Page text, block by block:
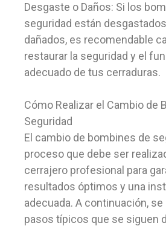
Desgaste o Daños: Si los
seguridad están
dañados, es recomendable
restaurar la seguridad y el
adecuado de tus cerraduras.
Cómo Realizar el Cambio de
Seguridad
El cambio de bombines de
proceso que debe ser
cerrajero profesional para
resultados óptimos y una
adecuada. A continuación,
pasos típicos que se siguen